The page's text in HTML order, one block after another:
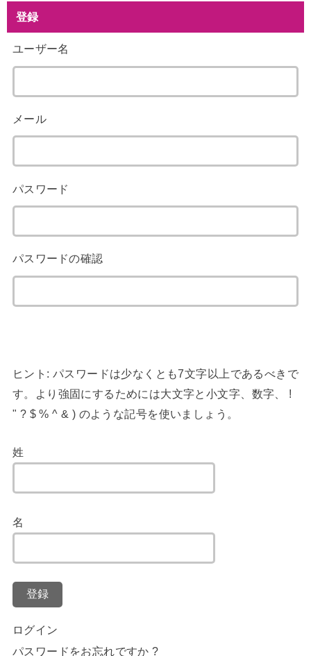
登録
ユーザー名
メール
パスワード
パスワードの確認
ヒント: パスワードは少なくとも7文字以上であるべきで
す。より強固にするためには大文字と小文字、数字、 !
" ? $ % ^ & ) のような記号を使いましょう。
姓
名
登録
ログイン
パスワードをお忘れですか ?